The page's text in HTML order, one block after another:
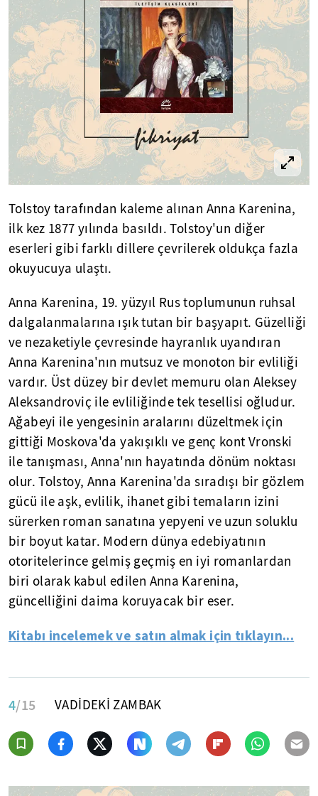
Tolstoy tarafından kaleme alınan Anna Karenina,
ilk kez 1877 yılında basıldı. Tolstoy'un diğer
eserleri gibi farklı dillere çevrilerek oldukça fazla
okuyucuya ulaştı.
Anna Karenina, 19. yüzyıl Rus toplumunun ruhsal
dalgalanmalarına ışık tutan bir başyapıt. Güzelliği
ve nezaketiyle çevresinde hayranlık uyandıran
Anna Karenina'nın mutsuz ve monoton bir evliliği
vardır. Üst düzey bir devlet memuru olan Aleksey
Aleksandroviç ile evliliğinde tek tesellisi oğludur.
Ağabeyi ile yengesinin aralarını düzeltmek için
gittiği Moskova'da yakışıklı ve genç kont Vronski
ile tanışması, Anna'nın hayatında dönüm noktası
olur. Tolstoy, Anna Karenina'da sıradışı bir gözlem
gücü ile aşk, evlilik, ihanet gibi temaların izini
sürerken roman sanatına yepyeni ve uzun soluklu
bir boyut katar. Modern dünya edebiyatının
otoritelerince gelmiş geçmiş en iyi romanlardan
biri olarak kabul edilen Anna Karenina,
güncelliğini daima koruyacak bir eser.
Kitabı incelemek ve satın almak için tıklayın...
4/15 VADİDEKİ ZAMBAK